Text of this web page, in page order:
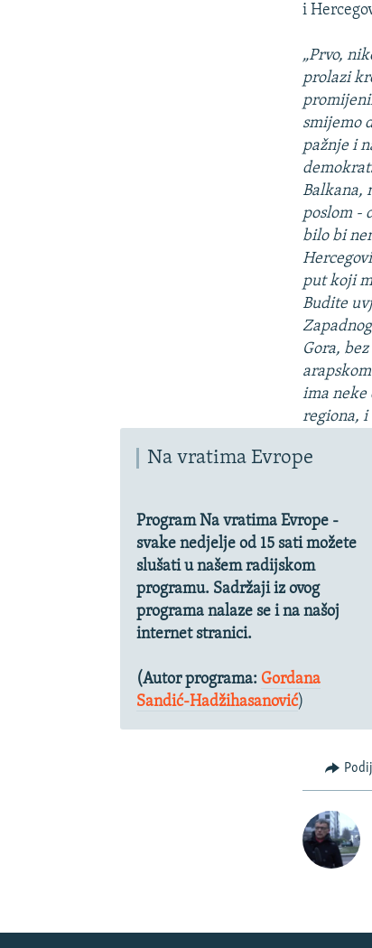
i
„Prvo,
prolazi
smijemo
pažnje i
Balkana,
poslom -
bilo bi
put koji
Budite
Gora,
ima neke
regiona, i
Na vratima Evrope
Program Na vratima Evrope -
svake nedjelje od 15 sati možete
slušati u našem radijskom
programu. Sadržaji iz ovog
programa nalaze se i na našoj
internet stranici.
(Autor programa: Gordana
Sandić-Hadžihasanović)